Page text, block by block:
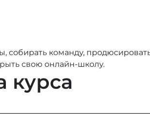
собирать команду,
свою онлайн-школу.
курса